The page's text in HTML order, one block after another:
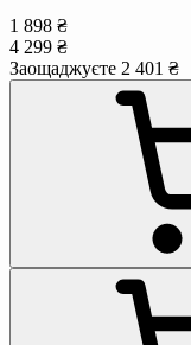
1 898 ₴
4 299 ₴
Заощаджуєте 2 401 ₴